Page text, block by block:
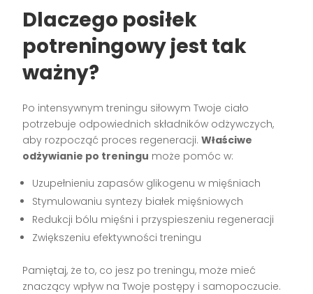
Dlaczego posiłek
potreningowy jest tak
ważny?
Po intensywnym treningu siłowym Twoje ciało
potrzebuje odpowiednich składników odżywczych,
aby rozpocząć proces regeneracji.Właściwe
odżywianie po treningu może pomóc w:
Uzupełnieniu zapasów glikogenu w mięśniach
Stymulowaniu syntezy białek mięśniowych
Redukcji bólu mięśni i przyspieszeniu regeneracji
Zwiększeniu efektywności treningu
Pamiętaj, że to, co jesz po treningu, może mieć
znaczący wpływ na Twoje postępy i samopoczucie.